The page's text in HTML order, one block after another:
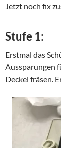
Jetzt noch fix
Stufe 1:
Erstmal das
Aussparungen
Deckel fräsen.